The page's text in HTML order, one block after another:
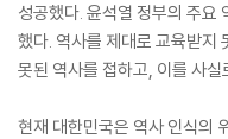
성공했다. 윤석열 정부의 주요
했다. 역사를 제대로 교육받지
못된 역사를 접하고, 이를 사실
현재 대한민국은 역사 인식의